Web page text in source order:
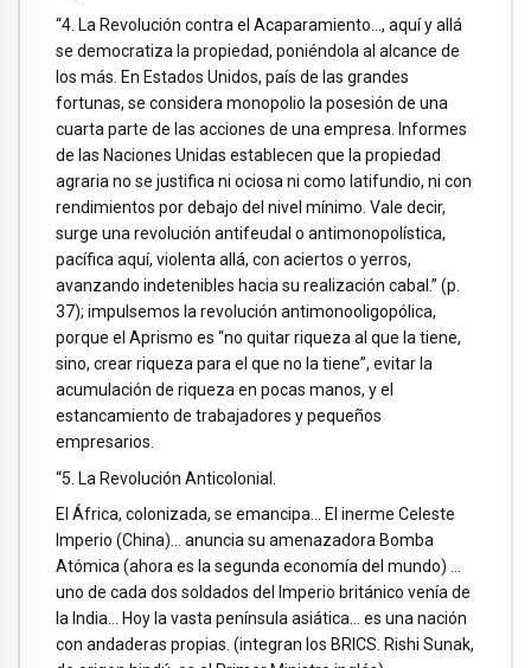
“4. La Revolución contra el Acaparamiento…, aquí y allá
se democratiza la propiedad, poniéndola al alcance de
los más. En Estados Unidos, país de las grandes
fortunas, se considera monopolio la posesión de una
cuarta parte de las acciones de una empresa. Informes
de las Naciones Unidas establecen que la propiedad
agraria no se justifica ni ociosa ni como latifundio, ni con
rendimientos por debajo del nivel mínimo. Vale decir,
surge una revolución antifeudal o antimonopolística,
pacífica aquí, violenta allá, con aciertos o yerros,
avanzando indetenibles hacia su realización cabal.” (p.
37); impulsemos la revolución antimonooligopólica,
porque el Aprismo es “no quitar riqueza al que la tiene,
sino, crear riqueza para el que no la tiene”, evitar la
acumulación de riqueza en pocas manos, y el
estancamiento de trabajadores y pequeños
empresarios.
“5. La Revolución Anticolonial.
El África, colonizada, se emancipa… El inerme Celeste
Imperio (China)… anuncia su amenazadora Bomba
Atómica (ahora es la segunda economía del mundo) …
uno de cada dos soldados del Imperio británico venía de
la India… Hoy la vasta península asiática… es una nación
con andaderas propias. (integran los BRICS. Rishi Sunak,